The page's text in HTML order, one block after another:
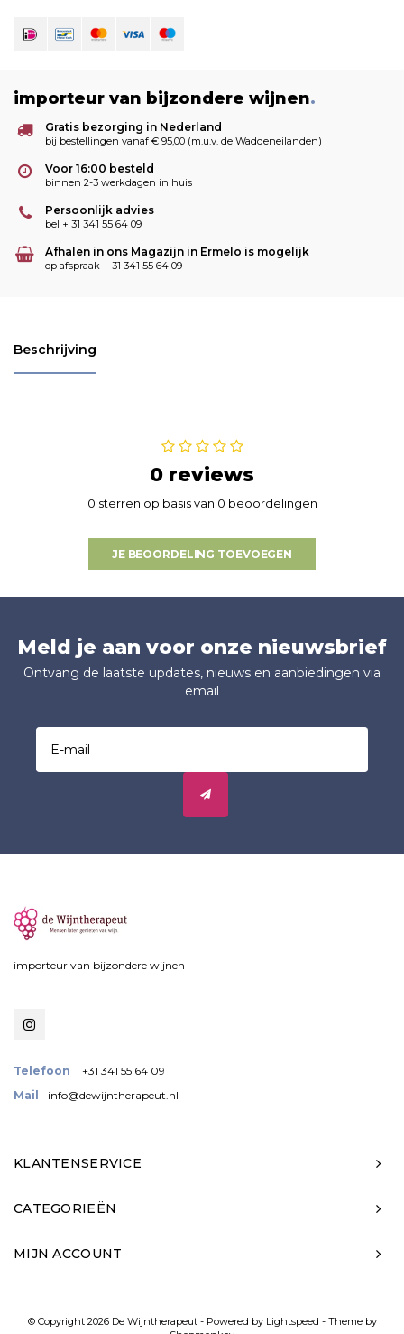
importeur van bijzondere wijnen.
Gratis bezorging in Nederland
bij bestellingen vanaf € 95,00 (m.u.v. de Waddeneilanden)
Voor 16:00 besteld
binnen 2-3 werkdagen in huis
Persoonlijk advies
bel + 31 341 55 64 09
Afhalen in ons Magazijn in Ermelo is mogelijk
op afspraak + 31 341 55 64 09
Beschrijving
0 reviews
0 sterren op basis van 0 beoordelingen
JE BEOORDELING TOEVOEGEN
Meld je aan voor onze nieuwsbrief
Ontvang de laatste updates, nieuws en aanbiedingen via
email
importeur van bijzondere wijnen
Telefoon
+31 341 55 64 09
Mail
info@dewijntherapeut.nl
KLANTENSERVICE
CATEGORIEËN
MIJN ACCOUNT
© Copyright 2026 De Wijntherapeut - Powered by Lightspeed - Theme by